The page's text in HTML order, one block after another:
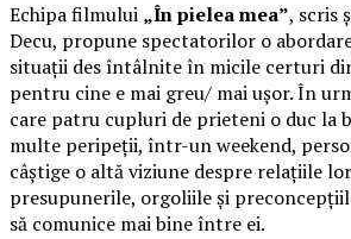
Echipa filmului „În pielea mea”, scris
Decu, propune spectatorilor o
situații des întâlnite în micile certuri
pentru cine e mai greu/ mai ușor. În
care patru cupluri de prieteni o duc la
multe peripeții, într-un weekend,
câștige o altă viziune despre relațiile
presupunerile, orgoliile și
să comunice mai bine între ei.